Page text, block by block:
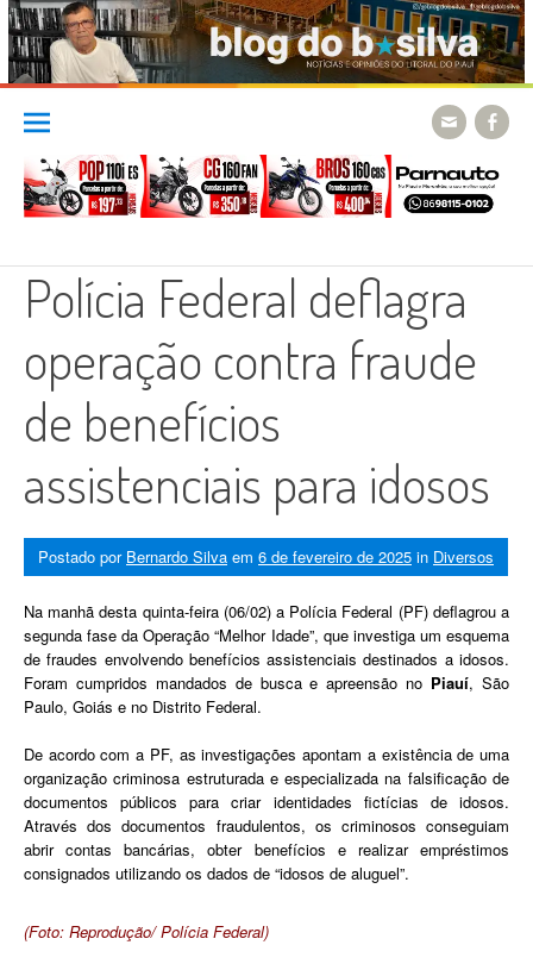
Skip
content
Polícia Federal deflagra
operação contra fraude
de benefícios
assistenciais para idosos
Postado por Bernardo Silva em 6 de fevereiro de 2025 in Diversos
Na manhã desta quinta-feira (06/02) a Polícia Federal (PF) deflagrou a
segunda fase da Operação “Melhor Idade”, que investiga um esquema
de fraudes envolvendo benefícios assistenciais destinados a idosos.
Foram cumpridos mandados de busca e apreensão no Piauí, São
Paulo, Goiás e no Distrito Federal.
De acordo com a PF, as investigações apontam a existência de uma
organização criminosa estruturada e especializada na falsificação de
documentos públicos para criar identidades fictícias de idosos.
Através dos documentos fraudulentos, os criminosos conseguiam
abrir contas bancárias, obter benefícios e realizar empréstimos
consignados utilizando os dados de “idosos de aluguel”.
(Foto: Reprodução/ Polícia Federal)